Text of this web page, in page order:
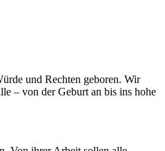
und Rechten geboren. Wir
– von der Geburt an bis ins hohe